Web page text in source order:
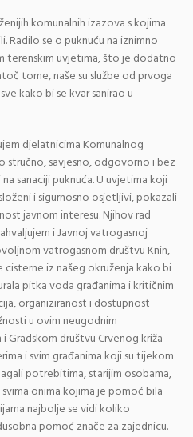
komunalnih izazova s kojima
Radilo se o puknuću na iznimno
terenskim uvjetima, što je dodatno
tome, naše su službe od prvoga
kako bi se kvar sanirao u
djelatnicima Komunalnog
stručno, savjesno, odgovorno i bez
sanaciji puknuća. U uvjetima koji
i sigurnosno osjetljivi, pokazali
javnom interesu. Njihov rad
i Javnoj vatrogasnoj
vatrogasnom društvu Knin,
cisterne iz našeg okruženja kako bi
pitka voda građanima i kritičnim
organiziranost i dostupnost
u ovim neugodnim
Gradskom društvu Crvenog križa
i svim građanima koji su tijekom
potrebitima, starijim osobama,
onima kojima je pomoć bila
najbolje se vidi koliko
pomoć znače za zajednicu.